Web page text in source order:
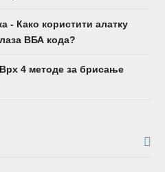
- Како користити алатку
ВБА кода?
4 методе за брисање